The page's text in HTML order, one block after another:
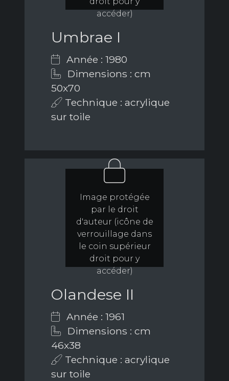
accéder)
Umbrae I
Année : 1980
Dimensions : cm
50x70
Technique : acrylique
sur toile
Image protégée
par le droit
d'auteur (icône de
verrouillage dans
le coin supérieur
droit pour y
accéder)
Olandese II
Année : 1961
Dimensions : cm
46x38
Technique : acrylique
sur toile